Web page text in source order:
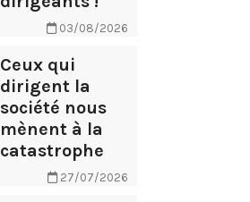
03/08/2026
Ceux qui
dirigent la
société nous
mènent à la
catastrophe
27/07/2026